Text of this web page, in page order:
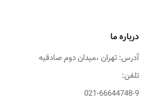
درباره ما
آدرس: تهران ،میدان دوم صادقیه
تلفن:
021-66644748-9